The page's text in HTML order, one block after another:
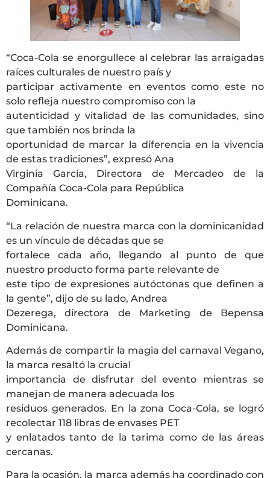
“Coca-Cola se enorgullece al celebrar las arraigadas
raíces culturales de nuestro país y
participar activamente en eventos como este no
solo refleja nuestro compromiso con la
autenticidad y vitalidad de las comunidades, sino
que también nos brinda la
oportunidad de marcar la diferencia en la vivencia
de estas tradiciones”, expresó Ana
Virginia García, Directora de Mercadeo de la
Compañía Coca-Cola para República
Dominicana.
“La relación de nuestra marca con la dominicanidad
es un vínculo de décadas que se
fortalece cada año, llegando al punto de que
nuestro producto forma parte relevante de
este tipo de expresiones autóctonas que definen a
la gente”, dijo de su lado, Andrea
Dezerega, directora de Marketing de Bepensa
Dominicana.
Además de compartir la magia del carnaval Vegano,
la marca resaltó la crucial
importancia de disfrutar del evento mientras se
manejan de manera adecuada los
residuos generados. En la zona Coca-Cola, se logró
recolectar 118 libras de envases PET
y enlatados tanto de la tarima como de las áreas
cercanas.
Para la ocasión, la marca además ha coordinado con